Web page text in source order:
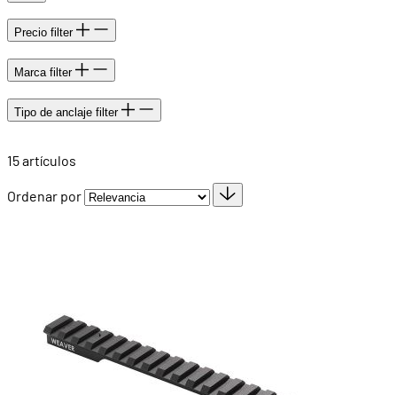
Precio filter
Marca filter
Tipo de anclaje filter
15artículos
Ordenar por